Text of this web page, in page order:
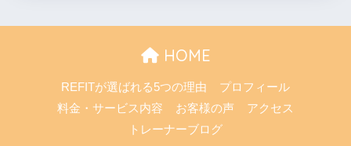
HOME
REFITが選ばれる5つの理由
プロフィール
料金・サービス内容
お客様の声
アクセス
トレーナーブログ